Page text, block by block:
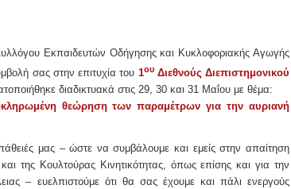
Εκπαιδευτών Οδήγησης και Κυκλοφοριακής Αγωγής
σας στην επιτυχία του 1ουΔιεθνούς Διεπιστημονικού
διαδικτυακά στις 29, 30 και 31 Μαΐου με θέμα:
θεώρηση των παραμέτρων για την αυριανή
μας – ώστε να συμβάλουμε και εμείς στην απαίτηση
της Κουλτούρας Κινητικότητας, όπως επίσης και για την
– ευελπιστούμε ότι θα σας έχουμε και πάλι ενεργούς